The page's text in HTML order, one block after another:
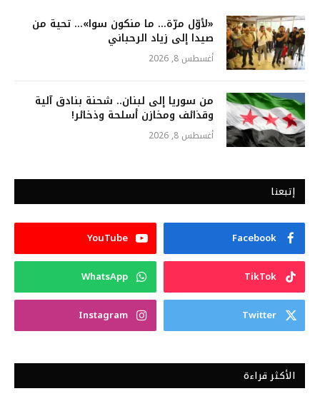
«لأوّل مرّة… ما منكون سوا»… تحية من
صيدا إلى زياد الرحباني
أغسطس 8, 2026
من سوريا إلى لبنان.. شحنة بنادق آلية
وقذائف ومخازن أسلحة وذخائر!
أغسطس 8, 2026
إتبعنا
Facebook
YouTube
TikTok
WhatsApp
Twitter
Instagram
الأكثر قراءة